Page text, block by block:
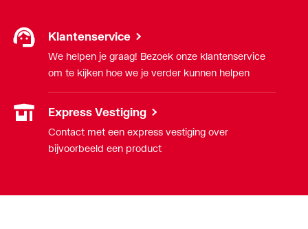
Klantenservice
We helpen je graag! Bezoek onze klantenservice
om te kijken hoe we je verder kunnen helpen
Express Vestiging
Contact met een express vestiging over
bijvoorbeeld een product